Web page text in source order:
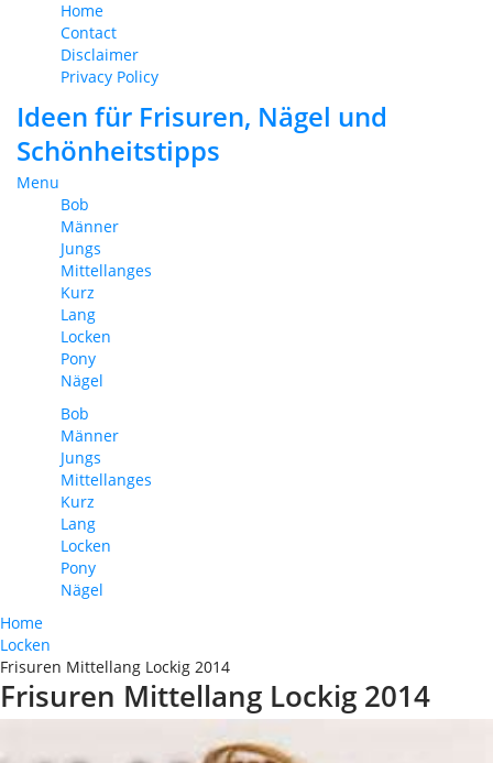
Home
Contact
Disclaimer
Privacy Policy
Ideen für Frisuren, Nägel und
Schönheitstipps
Menu
Bob
Männer
Jungs
Mittellanges
Kurz
Lang
Locken
Pony
Nägel
Bob
Männer
Jungs
Mittellanges
Kurz
Lang
Locken
Pony
Nägel
Home
Locken
Frisuren Mittellang Lockig 2014
Frisuren Mittellang Lockig 2014